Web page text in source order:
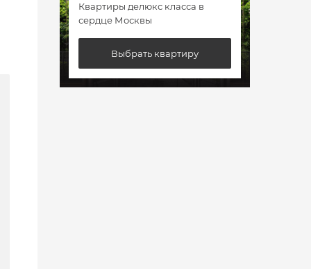
Квартиры делюкс класса в
сердце Москвы
Выбрать квартиру